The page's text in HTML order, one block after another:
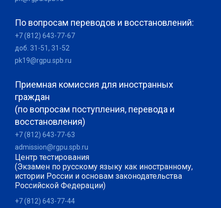
По вопросам переводов и восстановлений:
+7 (812) 643-77-67
доб. 31-51, 31-52
pk19@rgpu.spb.ru
Приемная комиссия для иностранных
граждан
(по вопросам поступления, перевода и
восстановления)
+7 (812) 643-77-63
admission@rgpu.spb.ru
Центр тестирования
(Экзамен по русскому языку как иностранному,
истории России и основам законодательства
Российской Федерации)
+7 (812) 643-77-44